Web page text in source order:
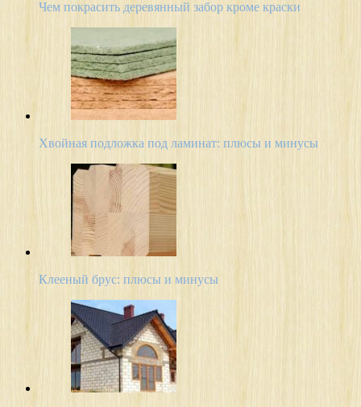
Чем покрасить деревянный забор кроме краски
Хвойная подложка под ламинат: плюсы и минусы
Клееный брус: плюсы и минусы